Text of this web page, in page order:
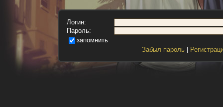
Логин:
Пароль:
запомнить
Забыл пароль|